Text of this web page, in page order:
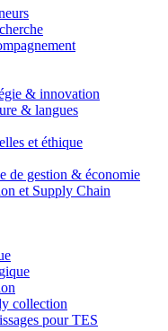
& innovation
& langues
et éthique
de gestion & économie
et Supply Chain
collection
pour TES